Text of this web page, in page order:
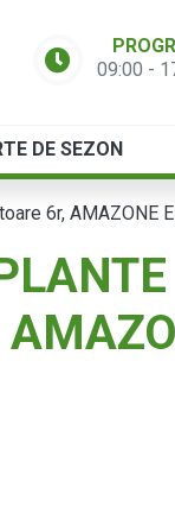
09:00 -
DE SEZON
6r, AMAZONE